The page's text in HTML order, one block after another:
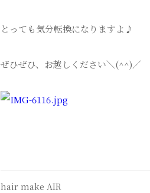
とっても気分転換になりますよ♪
ぜひぜひ、お越しください＼(^^)／
hair make AIR